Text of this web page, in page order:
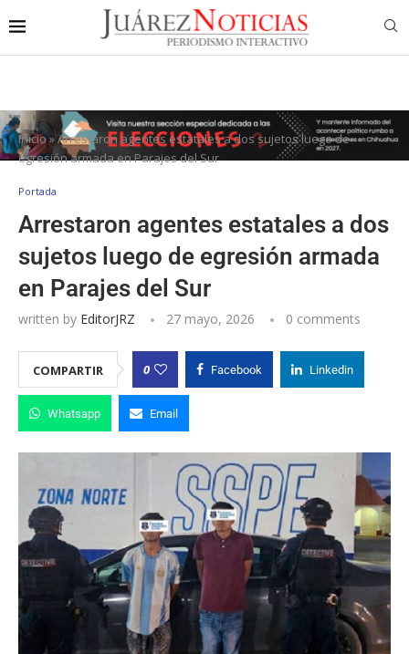
Inicio»Arrestaron agentes estatales a dos sujetos luego de
egresión armada en Parajes del Sur
Portada
Arrestaron agentes estatales a dos
sujetos luego de egresión armada
en Parajes del Sur
written by EditorJRZ 27 mayo, 2026 0 comments
COMPARTIR 0 Facebook Linkedin
Whatsapp Email